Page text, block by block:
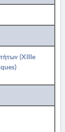
(XIIIe